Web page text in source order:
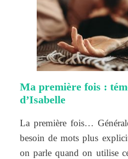
Ma première fois :
d’Isabelle
La première fois…
besoin de mots plus
on parle quand on utilise